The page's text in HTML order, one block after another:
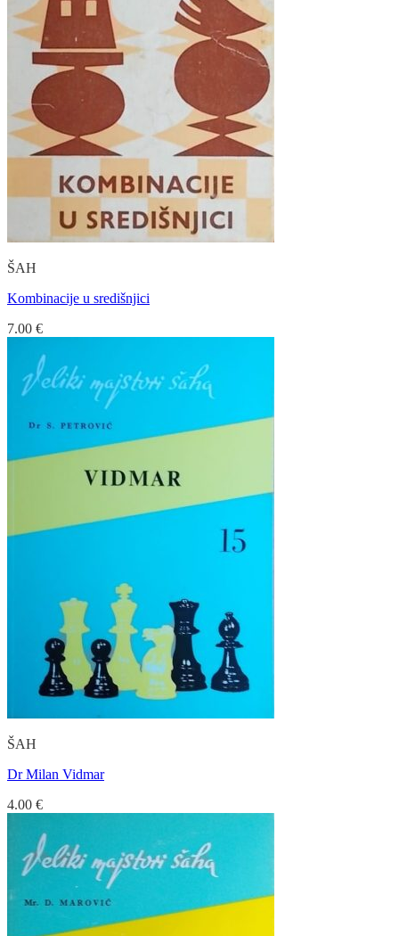
ŠAH
Kombinacije u središnjici
7.00 €
ŠAH
Dr Milan Vidmar
4.00 €